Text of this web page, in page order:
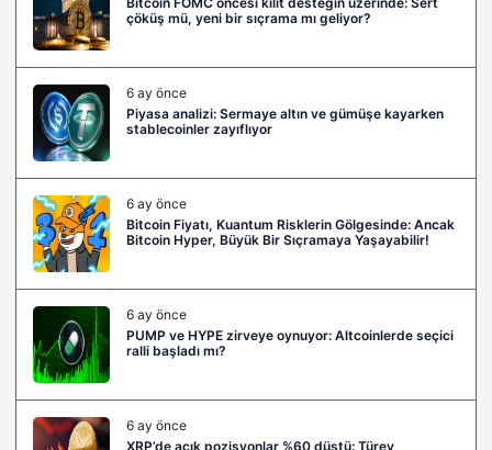
çöküş mü, yeni bir sıçrama mı geliyor?
6 ay önce
Piyasa analizi: Sermaye altın ve gümüşe kayarken
stablecoinler zayıflıyor
6 ay önce
Bitcoin Fiyatı, Kuantum Risklerin Gölgesinde: Ancak
Bitcoin Hyper, Büyük Bir Sıçramaya Yaşayabilir!
6 ay önce
PUMP ve HYPE zirveye oynuyor: Altcoinlerde seçici
ralli başladı mı?
6 ay önce
XRP’de açık pozisyonlar %60 düştü: Türev